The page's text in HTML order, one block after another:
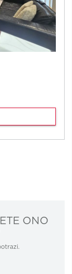
ONO